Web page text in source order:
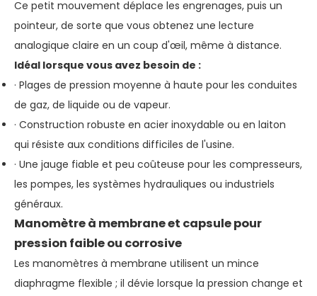
Ce petit mouvement déplace les engrenages, puis un
pointeur, de sorte que vous obtenez une lecture
analogique claire en un coup d'œil, même à distance.
Idéal lorsque vous avez besoin de :
· Plages de pression moyenne à haute pour les conduites
de gaz, de liquide ou de vapeur.
· Construction robuste en acier inoxydable ou en laiton
qui résiste aux conditions difficiles de l'usine.
· Une jauge fiable et peu coûteuse pour les compresseurs,
les pompes, les systèmes hydrauliques ou industriels
généraux.
Manomètre à membrane et capsule pour
pression faible ou corrosive
Les manomètres à membrane utilisent un mince
diaphragme flexible ; il dévie lorsque la pression change et